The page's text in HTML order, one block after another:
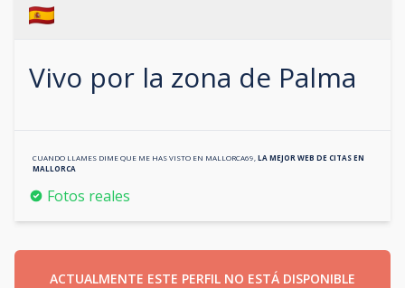
Vivo por la zona de Palma
CUANDO LLAMES DIME QUE ME HAS VISTO EN MALLORCA69 LA MEJOR WEB DE CITAS EN
MALLORCA
Fotos reales
ACTUALMENTE ESTE PERFIL NO ESTÁ DISPONIBLE